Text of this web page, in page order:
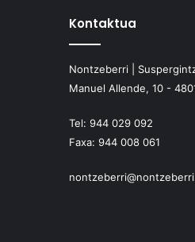
Kontaktua
Nontzeberri |
Manuel Allende, 10 -
Tel: 944 029 092
Faxa: 944 008 061